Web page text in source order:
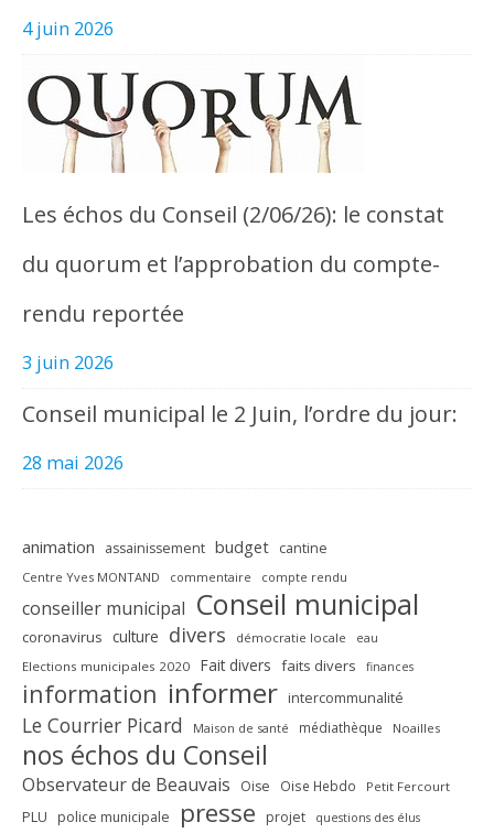
4 juin 2026
Les échos du Conseil (2/06/26): le constat
du quorum et l’approbation du compte-
rendu reportée
3 juin 2026
Conseil municipal le 2 Juin, l’ordre du jour:
28 mai 2026
animation assainissement budget cantine
Centre Yves MONTAND commentaire compte rendu
conseiller municipal Conseil municipal
coronavirus culture divers démocratie locale eau
Elections municipales 2020 Fait divers faits divers finances
information informer intercommunalité
Le Courrier Picard Maison de santé médiathèque Noailles
nos échos du Conseil
Observateur de Beauvais Oise Oise Hebdo Petit Fercourt
PLU police municipale presse projet questions des élus